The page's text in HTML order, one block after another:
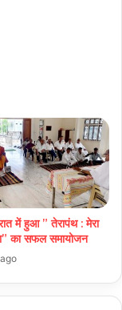
में हुआ ” तेरापंथ : मेरा
का सफल समायोजन